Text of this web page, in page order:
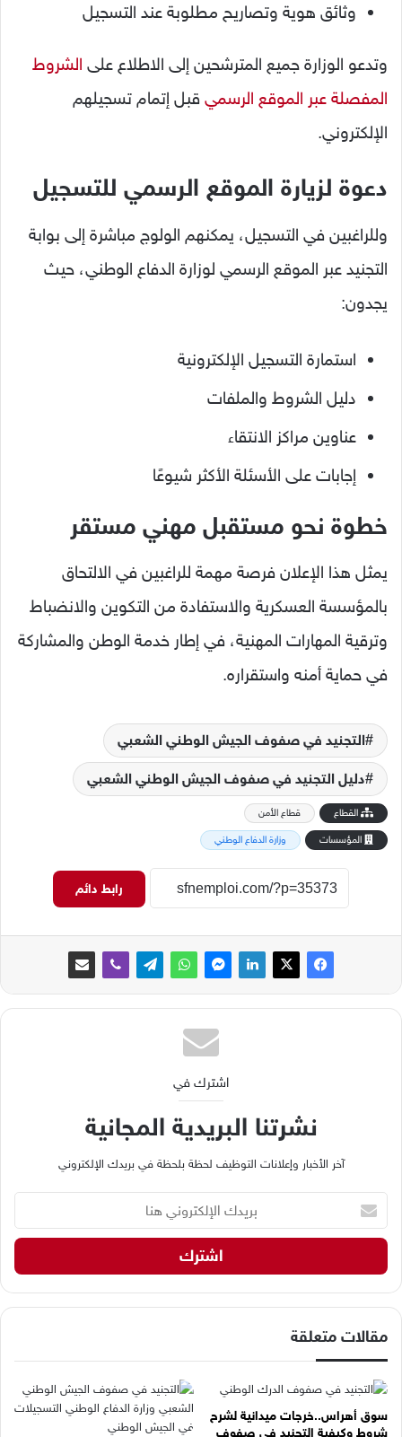
وثائق هوية وتصاريح مطلوبة عند التسجيل
وتدعو الوزارة جميع المترشحين إلى الاطلاع على الشروط
المفصلة عبر الموقع الرسمي قبل إتمام تسجيلهم
الإلكتروني.
دعوة لزيارة الموقع الرسمي للتسجيل
وللراغبين في التسجيل، يمكنهم الولوج مباشرة إلى بوابة
التجنيد عبر الموقع الرسمي لوزارة الدفاع الوطني، حيث
يجدون:
استمارة التسجيل الإلكترونية
دليل الشروط والملفات
عناوين مراكز الانتقاء
إجابات على الأسئلة الأكثر شيوعًا
خطوة نحو مستقبل مهني مستقر
يمثل هذا الإعلان فرصة مهمة للراغبين في الالتحاق
بالمؤسسة العسكرية والاستفادة من التكوين والانضباط
وترقية المهارات المهنية، في إطار خدمة الوطن والمشاركة
في حماية أمنه واستقراره.
التجنيد في صفوف الجيش الوطني الشعبي
دليل التجنيد في صفوف الجيش الوطني الشعبي
القطاع
قطاع الأمن
المؤسسات
وزارة الدفاع الوطني
رابط دائم
اشترك في
نشرتنا البريدية المجانية
آخر الأخبار وإعلانات التوظيف لحظة بلحظة في بريدك الإلكتروني
ي
ك
ا
إ
ت
و
مقالات متعلقة
سوق أهراس..خرجات ميدانية لشرح
شروط وكيفية التجنيد في صفوف